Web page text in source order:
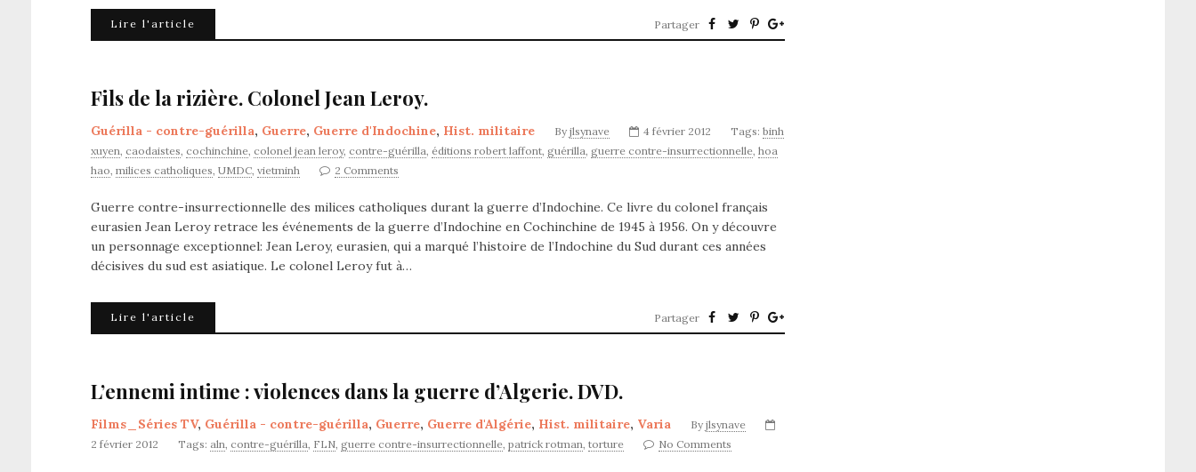
Lire l'article Partager
Fils de la rizière. Colonel Jean Leroy.
Guérilla - contre-guérilla, Guerre, Guerre d'Indochine, Hist. militaire By jlsynave 4 février 2012 Tags: binh
xuyen, caodaistes, cochinchine, colonel jean leroy, contre-guérilla, éditions robert laffont, guérilla, guerre contre-insurrectionnelle, hoa
hao, milices catholiques, UMDC, vietminh 2 Comments
Guerre contre-insurrectionnelle des milices catholiques durant la guerre d’Indochine. Ce livre du colonel français
eurasien Jean Leroy retrace les événements de la guerre d’Indochine en Cochinchine de 1945 à 1956. On y découvre
un personnage exceptionnel: Jean Leroy, eurasien, qui a marqué l’histoire de l’Indochine du Sud durant ces années
décisives du sud est asiatique. Le colonel Leroy fut à…
Lire l'article Partager
L’ennemi intime : violences dans la guerre d’Algerie. DVD.
Films_Séries TV, Guérilla - contre-guérilla, Guerre, Guerre d'Algérie, Hist. militaire, Varia By jlsynave
2 février 2012
Tags: aln, contre-guérilla, FLN, guerre contre-insurrectionnelle, patrick rotman, torture No Comments